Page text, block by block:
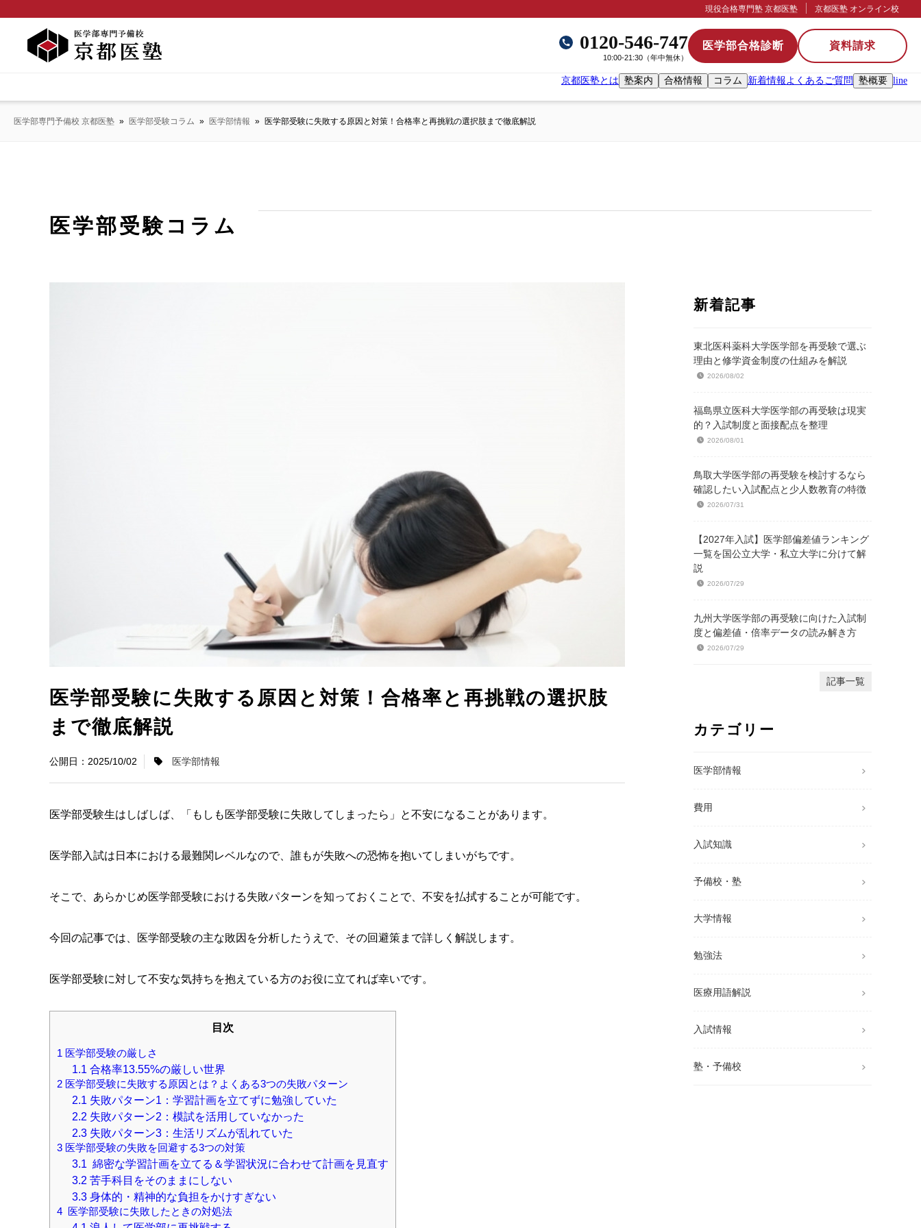
現役合格専門塾 京都医塾 京都医塾 オンライン校
京都医塾とは 塾案内 合格情報 コラム 新着情報よくあるご質問 塾概要 line
0120-546-747
10:00-21:30（年中無休）
医学部合格診断 資料請求
医学部専門予備校 京都医塾 » 医学部受験コラム » 医学部情報 » 医学部受験に失敗する原因と対策！合格率と再挑戦の選択肢まで徹底解説
医学部受験コラム
医学部受験に失敗する原因と対策！合格率と再挑戦の選択肢
まで徹底解説
2025/10/02 医学部情報
医学部受験生はしばしば、「もしも医学部受験に失敗してしまったら」と不安になることがあります。
医学部入試は日本における最難関レベルなので、誰もが失敗への恐怖を抱いてしまいがちです。
そこで、あらかじめ医学部受験における失敗パターンを知っておくことで、不安を払拭することが可能です。
今回の記事では、医学部受験の主な敗因を分析したうえで、その回避策まで詳しく解説します。
医学部受験に対して不安な気持ちを抱えている方のお役に立てれば幸いです。
目次
1 医学部受験の厳しさ
1.1 合格率13.55%の厳しい世界
2 医学部受験に失敗する原因とは？よくある3つの失敗パターン
2.1 失敗パターン1：学習計画を立てずに勉強していた
2.2 失敗パターン2：模試を活用していなかった
2.3失敗パターン3：生活リズムが乱れていた
3 医学部受験の失敗を回避する3つの対策
3.1 綿密な学習計画を立てる＆学習状況に合わせて計画を見直す
3.2 苦手科目をそのままにしない
3.3身体的・精神的な負担をかけすぎない
4 医学部受験に失敗したときの対処法
新着記事
東北医科薬科大学医学部を再受験で選ぶ
理由と修学資金制度の仕組みを解説
2026/08/02
福島県立医科大学医学部の再受験は現実
的？入試制度と面接配点を整理
2026/08/01
鳥取大学医学部の再受験を検討するなら
確認したい入試配点と少人数教育の特徴
2026/07/31
【2027年入試】医学部偏差値ランキング
一覧を国公立大学・私立大学に分けて解
説
2026/07/29
九州大学医学部の再受験に向けた入試制
度と偏差値・倍率データの読み解き方
2026/07/29
記事一覧
カテゴリー
医学部情報
費用
入試知識
予備校・塾
大学情報
勉強法
医療用語解説
入試情報
塾・予備校